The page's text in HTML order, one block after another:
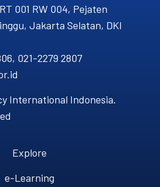
001 RW 004, Pejaten
Jakarta Selatan, DKI
021-2279 2807
International Indonesia.
Explore
e-Learning